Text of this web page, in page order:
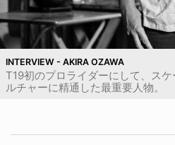
INTERVIEW - AKIRA OZAWA
T19初のプロライダーにして、ス
ルチャーに精通した最重要人物。